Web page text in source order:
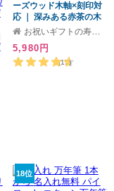
ーズウッド木軸×刻印対
応 ｜ 深みある赤茶の木
目×高級感ギフト
お祝いギフトの寿限無
5,980円
(15)
18位